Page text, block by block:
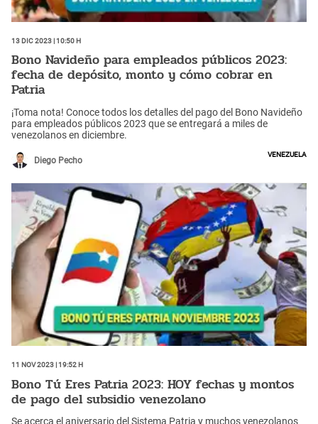
13 Dic 2023 | 10:50 h
Bono Navideño para empleados públicos 2023:
fecha de depósito, monto y cómo cobrar en
Patria
¡Toma nota! Conoce todos los detalles del pago del Bono Navideño
para empleados públicos 2023 que se entregará a miles de
venezolanos en diciembre.
Diego Pecho
Venezuela
11 Nov 2023 | 19:52 h
Bono Tú Eres Patria 2023: HOY fechas y montos
de pago del subsidio venezolano
Se acerca el aniversario del Sistema Patria y muchos venezolanos